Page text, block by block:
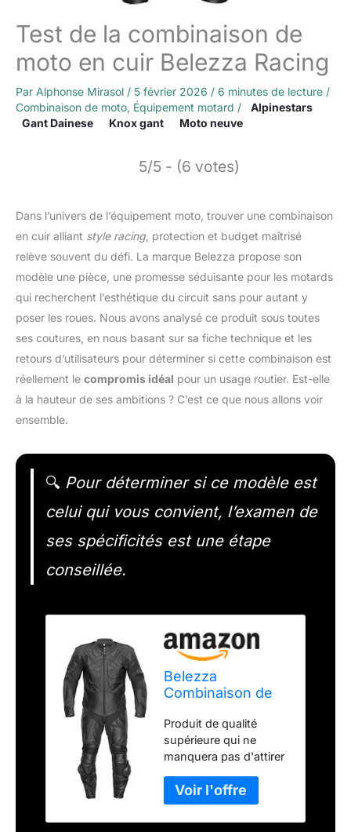
Test de la combinaison de
moto en cuir Belezza Racing
Par Alphonse Mirasol / 5 février 2026 / 6 minutes de lecture /
Combinaison de moto, Équipement motard /
Alpinestars
Gant Dainese
Knox gant Moto neuve
5/5 - (6 votes)
Dans l’univers de l’équipement moto, trouver une combinaison
en cuir alliant style racing, protection et budget maîtrisé
relève souvent du défi. La marque Belezza propose son
modèle une pièce, une promesse séduisante pour les motards
qui recherchent l’esthétique du circuit sans pour autant y
poser les roues. Nous avons analysé ce produit sous toutes
ses coutures, en nous basant sur sa fiche technique et les
retours d’utilisateurs pour déterminer si cette combinaison est
réellement le compromis idéal pour un usage routier. Est-elle
à la hauteur de ses ambitions ? C’est ce que nous allons voir
ensemble.
🔍 Pour déterminer si ce modèle est
celui qui vous convient, l’examen de
ses spécificités est une étape
conseillée.
Belezza
Combinaison de
Racing - Noir -
Une pièce (60)
Produit de qualité
supérieure qui ne
manquera pas d'attirer
Combinaison de qualité
supérieure en 100 %
cuir de vachette. Idéal